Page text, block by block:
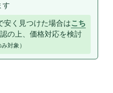
す
く見つけた場合はこち
の上、価格対応を検討
対象）